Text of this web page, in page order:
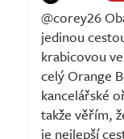
@corey26
jedinou
krabicovou
celý Orange
kancelářské
takže věřím,
je nejlepší